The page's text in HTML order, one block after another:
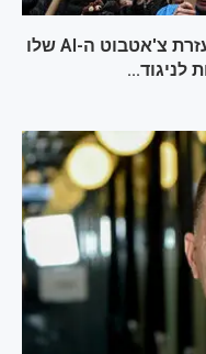
מאסק מנסה לייעל את הממשל בעזרת צ'אטבוט ה-AI שלו
לניגוד...